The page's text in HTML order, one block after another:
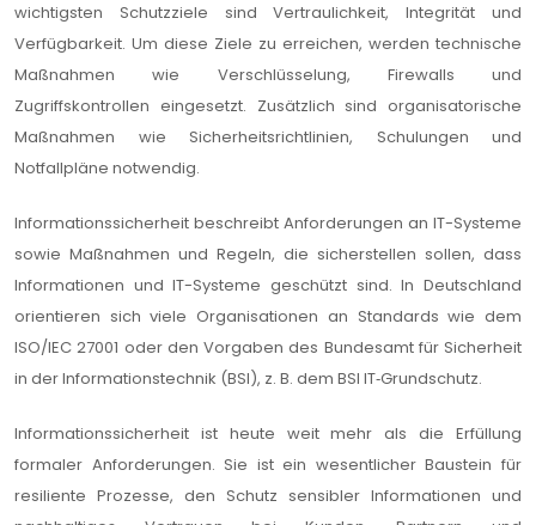
wichtigsten Schutzziele sind Vertraulichkeit, Integrität und
Verfügbarkeit. Um diese Ziele zu erreichen, werden technische
Maßnahmen wie Verschlüsselung, Firewalls und
Zugriffskontrollen eingesetzt. Zusätzlich sind organisatorische
Maßnahmen wie Sicherheitsrichtlinien, Schulungen und
Notfallpläne notwendig.
Informationssicherheit beschreibt Anforderungen an IT-Systeme
sowie Maßnahmen und Regeln, die sicherstellen sollen, dass
Informationen und IT-Systeme geschützt sind. In Deutschland
orientieren sich viele Organisationen an Standards wie dem
ISO/IEC 27001 oder den Vorgaben des Bundesamt für Sicherheit
in der Informationstechnik (BSI), z. B. dem BSI IT‑Grundschutz.
Informationssicherheit ist heute weit mehr als die Erfüllung
formaler Anforderungen. Sie ist ein wesentlicher Baustein für
resiliente Prozesse, den Schutz sensibler Informationen und